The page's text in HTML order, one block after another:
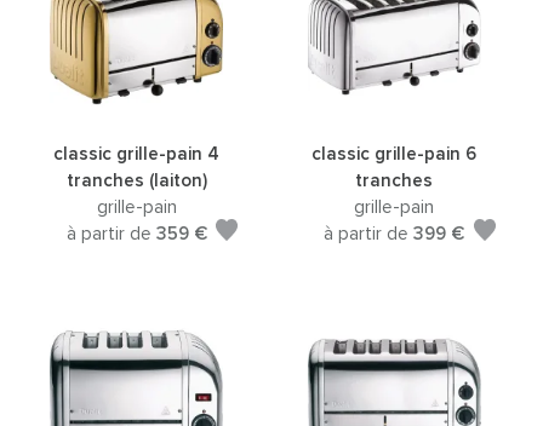
classic grille-pain 4
tranches (laiton)
grille-pain
à partir de 359 €
classic grille-pain 6
tranches
grille-pain
à partir de399 €